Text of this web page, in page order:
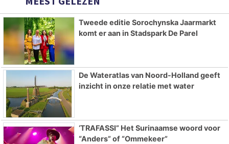
Tweede editie Sorochynska Jaarmarkt
komt er aan in Stadspark De Parel
De Wateratlas van Noord-Holland geeft
inzicht in onze relatie met water
‘TRAFASSI” Het Surinaamse woord voor
“Anders” of “Ommekeer”